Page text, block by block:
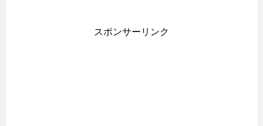
スポンサーリンク